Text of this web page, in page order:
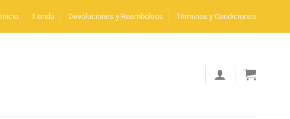
Inicio Tienda Devoluciones y Reembolsos Términos y Condiciones